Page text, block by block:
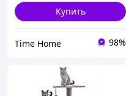
Купить
Time Home 98%